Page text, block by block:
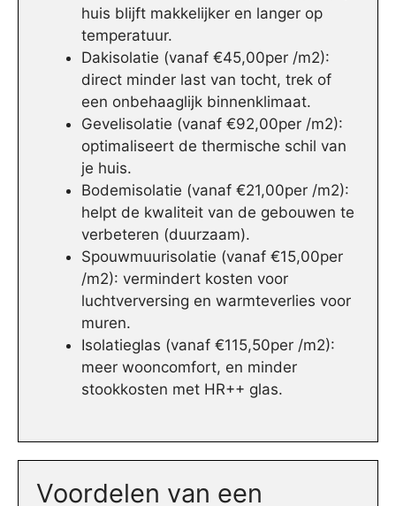
huis blijft makkelijker en langer op
temperatuur.
Dakisolatie (vanaf €45,00per /m2):
direct minder last van tocht, trek of
een onbehaaglijk binnenklimaat.
Gevelisolatie (vanaf €92,00per /m2):
optimaliseert de thermische schil van
je huis.
Bodemisolatie (vanaf €21,00per /m2):
helpt de kwaliteit van de gebouwen te
verbeteren (duurzaam).
Spouwmuurisolatie (vanaf €15,00per
/m2): vermindert kosten voor
luchtverversing en warmteverlies voor
muren.
Isolatieglas (vanaf €115,50per /m2):
meer wooncomfort, en minder
stookkosten met HR++ glas.
Voordelen van een